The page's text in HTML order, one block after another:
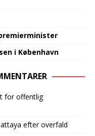
i København‍​‌‌​‌‌‌​‌​‌‌‌​​‌‌​​‌‌‌‌‌‌​​‌​​‌‌‌​‌​​​​‌‌​​‌​​​‌‌​‌‌‌‌​‌‌‌‌‌​‌​‌‍
for offentlig
efter overfald